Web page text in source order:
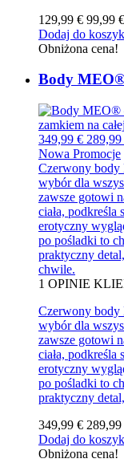
129,99 € 99,99 €
Dodaj do
Obniżona cena!
Body MEO®
349,99 € 289,99
Nowa Promocje
Czerwony
wybór dla
zawsze gotowi
ciała, podkreśla
erotyczny
po pośladki to
praktyczny
chwile.
1 OPINIE
Czerwony
wybór dla
zawsze gotowi
ciała, podkreśla
erotyczny
po pośladki to
praktyczny
349,99 € 289,99
Dodaj do
Obniżona cena!